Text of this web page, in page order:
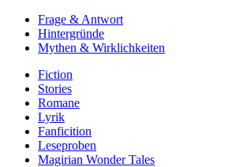
Frage & Antwort
Hintergründe
Mythen & Wirklichkeiten
Fiction
Stories
Romane
Lyrik
Fanficition
Leseproben
Magirian Wonder Tales